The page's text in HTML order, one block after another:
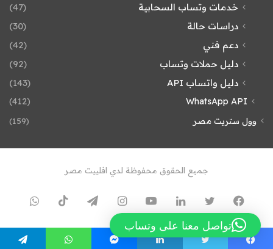
خدمات وتساب السحابية
(47)
دراسات حالة
(30)
دعم فني
(42)
دليل حملات وتساب
(92)
دليل واتساب API
(143)
WhatsApp API
(412)
وول ستريت مصر (159)
جميع الحقوق محفوظة لدي افلييت مصر
فيسبوكتويتر لينكدإن يوتيوب انستقرامتيلقرام TikTok
تواصل معنا على وتساب